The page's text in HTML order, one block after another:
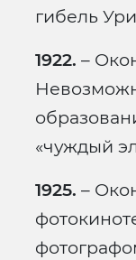
гибель
1922. –
«чуждый
1925. –